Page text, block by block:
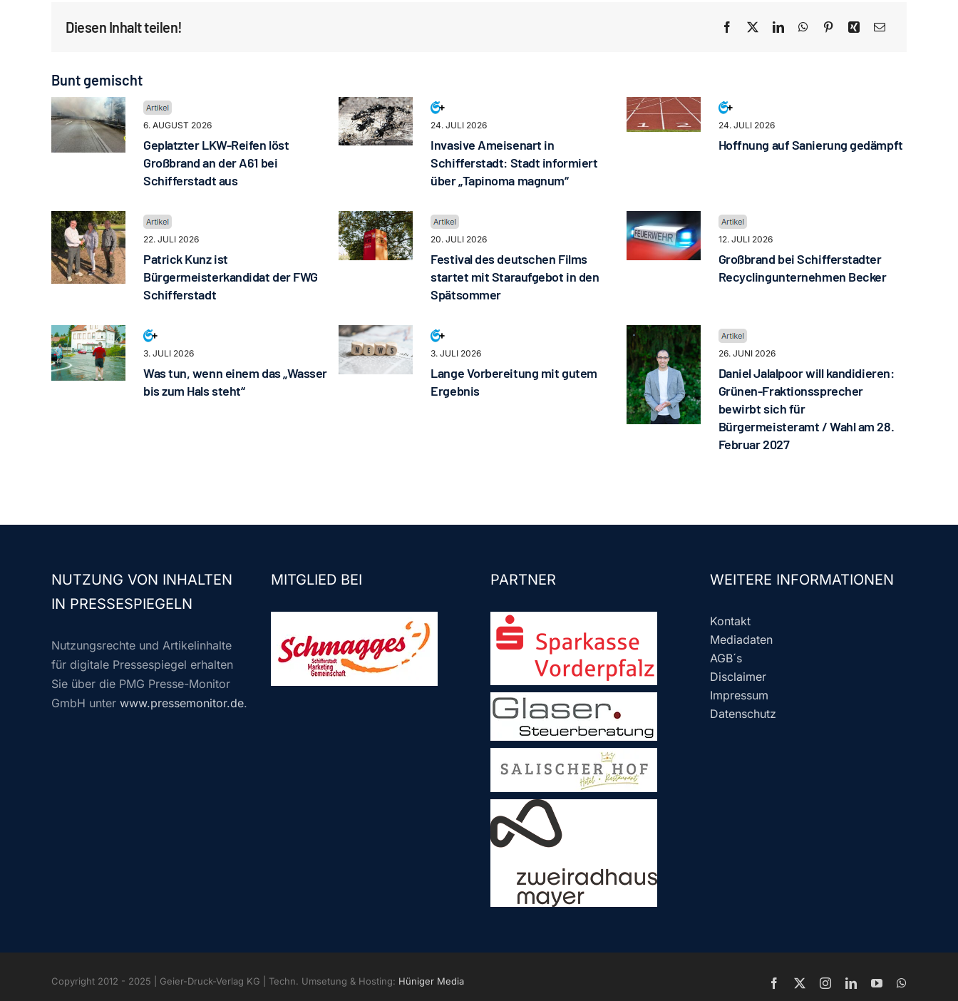
Diesen Inhalt teilen!
Bunt gemischt
6. AUGUST 2026
Geplatzter LKW-Reifen löst
Großbrand an der A61 bei
Schifferstadt aus
24. JULI 2026
Invasive Ameisenart in
Schifferstadt: Stadt informiert
über „Tapinoma magnum“
24. JULI 2026
Hoffnung auf Sanierung gedämpft
22. JULI 2026
Patrick Kunz ist
Bürgermeisterkandidat der FWG
Schifferstadt
20. JULI 2026
Festival des deutschen Films
startet mit Staraufgebot in den
Spätsommer
12. JULI 2026
Großbrand bei Schifferstadter
Recyclingunternehmen Becker
3. JULI 2026
Was tun, wenn einem das „Wasser
bis zum Hals steht“
3. JULI 2026
Lange Vorbereitung mit gutem
Ergebnis
26. JUNI 2026
Daniel Jalalpoor will kandidieren:
Grünen-Fraktionssprecher
bewirbt sich für
Bürgermeisteramt / Wahl am 28.
Februar 2027
NUTZUNG VON INHALTEN
IN PRESSESPIEGELN
Nutzungsrechte und Artikelinhalte
für digitale Pressespiegel erhalten
Sie über die PMG Presse-Monitor
GmbH unter www.pressemonitor.de.
MITGLIED BEI PARTNER WEITERE INFORMATIONEN
Kontakt
Mediadaten
AGB´s
Disclaimer
Impressum
Datenschutz
Copyright 2012 - 2025 | Geier-Druck-Verlag KG | Techn. Umsetung & Hosting: Hüniger Media Facebook InstagramLinkedInYouTube